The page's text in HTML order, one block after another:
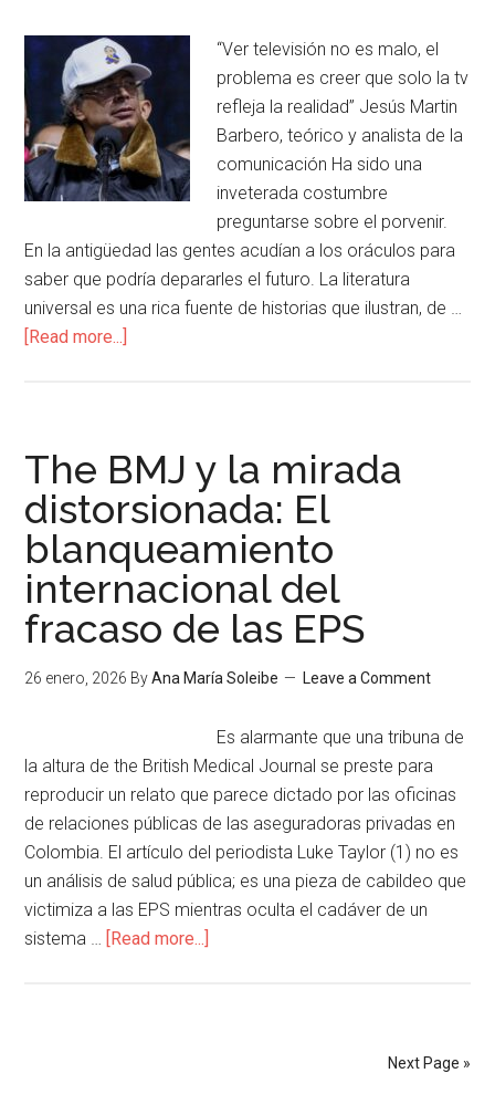
“Ver televisión no es malo, el
problema es creer que solo la tv
refleja la realidad” Jesús Martin
Barbero, teórico y analista de la
comunicación Ha sido una
inveterada costumbre
preguntarse sobre el porvenir.
En la antigüedad las gentes acudían a los oráculos para
saber que podría depararles el futuro. La literatura
universal es una rica fuente de historias que ilustran, de …
[Read more...]
The BMJ y la mirada
distorsionada: El
blanqueamiento
internacional del
fracaso de las EPS
26 enero, 2026 ByAna María Soleibe Leave a Comment
Es alarmante que una tribuna de
la altura de the British Medical Journal se preste para
reproducir un relato que parece dictado por las oficinas
de relaciones públicas de las aseguradoras privadas en
Colombia. El artículo del periodista Luke Taylor (1) no es
un análisis de salud pública; es una pieza de cabildeo que
victimiza a las EPS mientras oculta el cadáver de un
sistema … [Read more...]
Next Page »